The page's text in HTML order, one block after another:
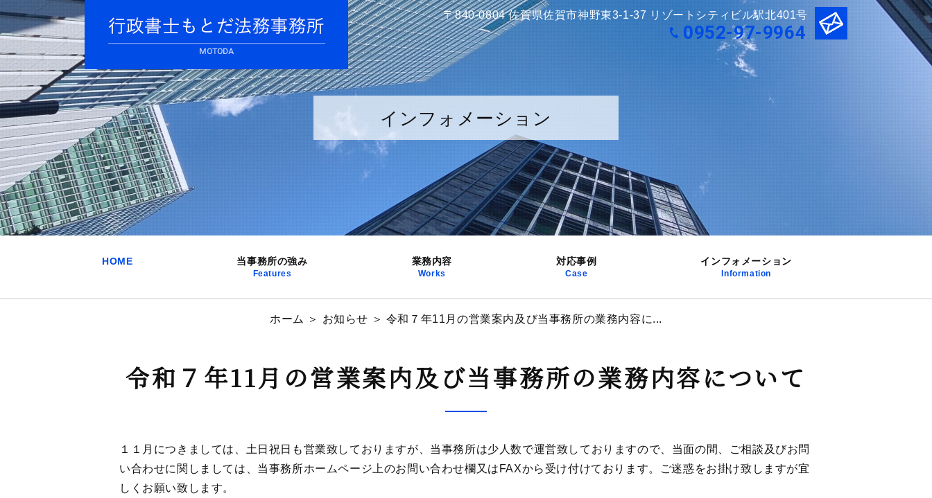
〒840-0804 佐賀県佐賀市神野東3-1-37 リゾートシティビル駅北401号
0952-97-9964
インフォメーション
HOME 当事務所の強み
Features
業務内容
Works
対応事例
Case
インフォメーション
Information
ホーム ＞ お知らせ ＞ 令和７年11月の営業案内及び当事務所の業務内容に...
令和７年11月の営業案内及び当事務所の業務内容について
１１月につきましては、土日祝日も営業致しておりますが、当事務所は少人数で運営致しておりますので、当面の間、ご相談及びお問
い合わせに関しましては、当事務所ホームページ上のお問い合わせ欄又はFAXから受け付けております。ご迷惑をお掛け致しますが宜
しくお願い致します。